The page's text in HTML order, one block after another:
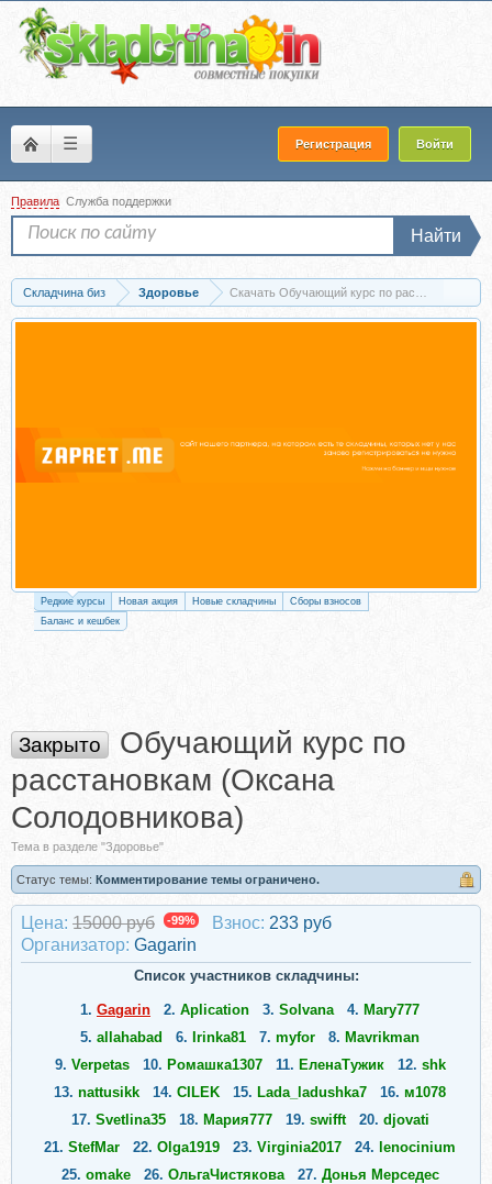
☰ Регистрация Войти
Правила Служба поддержки
Найти
Складчина биз Здоровье Скачать Обучающий курс по расстановкам
Редкие курсы Новая акция Новые складчины
Сборы взносов
Баланс и кешбек
Закрыто
Обучающий курс по
расстановкам (Оксана
Солодовникова)
Тема в разделе "Здоровье"
Статус темы: Комментирование темы ограничено.
Цена: 15000 руб -99% Взнос: 233 руб
Организатор: Gagarin
Список участников складчины:
1. Gagarin 2. Aplication 3. Solvana 4. Mary777
5. allahabad 6. Irinka81 7. myfor 8. Mavrikman
9. Verpetas 10. Ромашка1307 11. ЕленаТужик 12. shk
13. nattusikk 14. CILEK 15. Lada_ladushka7 16. м1078
17. Svetlina35 18. Мария777 19. swifft 20. djovati
21. StefMar 22. Olga1919 23. Virginia2017 24. lenocinium
25. omake 26. ОльгаЧистякова 27. Донья Мерседес